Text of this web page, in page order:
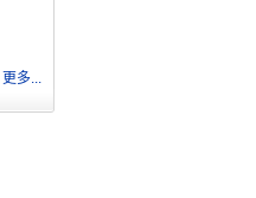
更多...